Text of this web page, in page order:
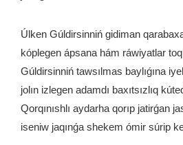
Úlken Gúldirsinniń gidiman
kóplegen ápsana hám ráwiyatlar
Gúldirsinniń tawsılmas baylıǵına
jolın izlegen adamdı baxıtsızlıq
Qorqınıshlı aydarha qorıp jatirǵan
iseniw jaqınǵa shekem ómir súrip